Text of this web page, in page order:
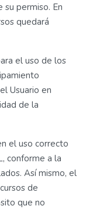
su permiso. En
quedará
el uso de los
Usuario en
de la
el uso correcto
conforme a la
Así mismo, el
de
que no